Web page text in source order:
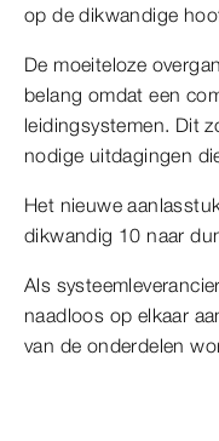
op de dikwandige
De moeiteloze
belang omdat een
leidingsystemen. Dit
nodige uitdagingen
Het nieuwe
dikwandig 10 naar
Als
naadloos op elkaar
van de onderdelen